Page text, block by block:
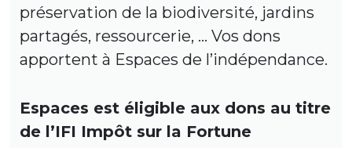
préservation de la biodiversité, jardins
partagés, ressourcerie, … Vos dons
apportent à Espaces de l’indépendance.
Espaces est éligible aux dons au titre
de l’IFI Impôt sur la Fortune